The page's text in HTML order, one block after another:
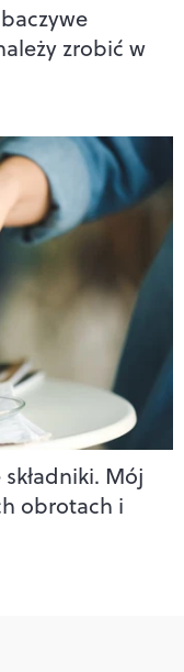
zrobić w
Mój
obrotach i